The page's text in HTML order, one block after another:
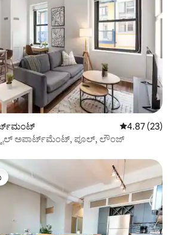
5 ರಲ್ಲಿ 4.87
4.87 (23)
ಅಪಾರ್ಟ್‌ಮೆಂಟ್, ಪೂಲ್, ಲೌಂಜ್